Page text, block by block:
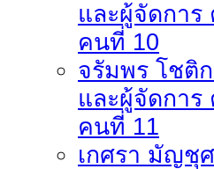
และผู้จัดการ
คนที่ 10
จรัมพร โชติ
และผู้จัดการ
คนที่ 11
เกศรา มัญชุ